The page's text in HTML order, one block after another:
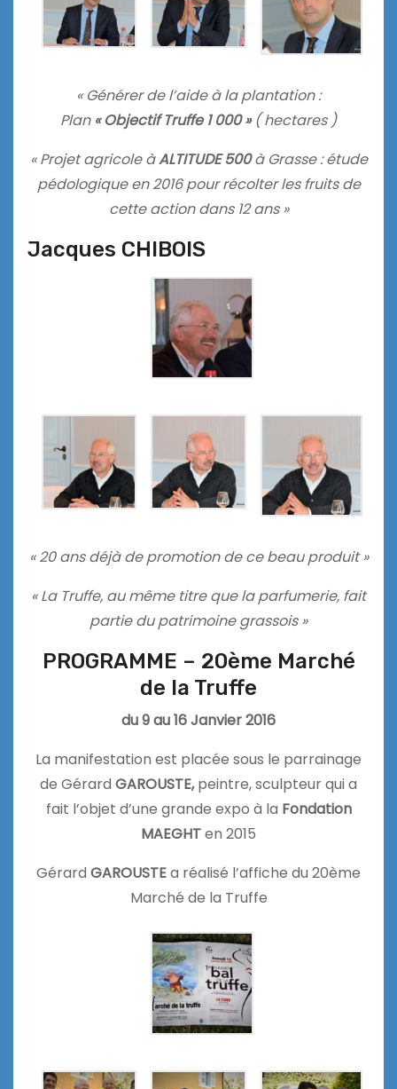
« Générer de l’aide à la plantation :
Plan« Objectif Truffe 1 000 »( hectares )
« Projet agricole àALTITUDE 500à Grasse : étude
pédologique en 2016 pour récolter les fruits de
cette action dans 12 ans »
Jacques CHIBOIS
« 20 ans déjà de promotion de ce beau produit »
« La Truffe, au même titre que la parfumerie, fait
partie du patrimoine grassois »
PROGRAMME – 20ème Marché
de la Truffe
du 9 au 16 Janvier 2016
La manifestation est placée sous le parrainage
de Gérard GAROUSTE,peintre, sculpteur qui a
fait l’objet d’une grande expo à la Fondation
MAEGHTen 2015
Gérard GAROUSTEa réalisé l’affiche du 20ème
Marché de la Truffe